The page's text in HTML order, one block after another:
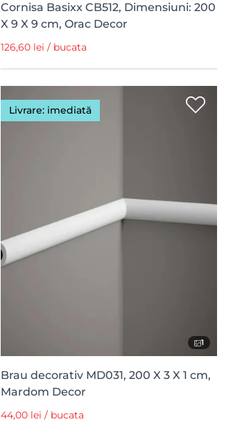
Cornisa Basixx CB512, Dimensiuni: 200
X 9 X 9 cm, Orac Decor
126,60 lei / bucata
1
Livrare: imediată
Brau decorativ MD031, 200 X 3 X 1 cm,
Mardom Decor
44,00 lei / bucata